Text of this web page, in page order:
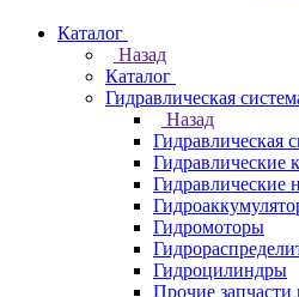
Каталог
Назад
Каталог
Гидравлическая
Назад
Гидравлическая
Гидравлические
Гидравлические
Гидромоторы
Гидроцилиндры
Прочие запчасти